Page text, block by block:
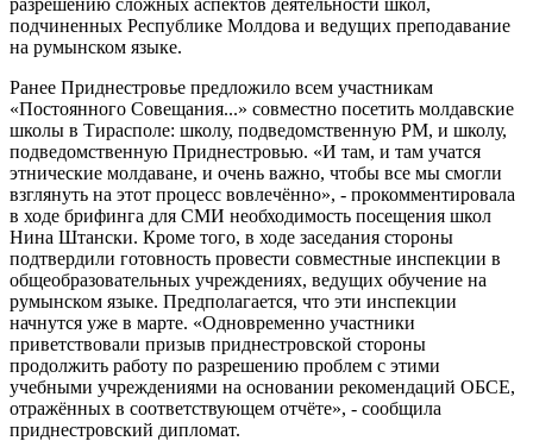
подчиненных Республике Молдова и ведущих преподавание
на румынском языке.
Ранее Приднестровье предложило всем участникам
«Постоянного Совещания...» совместно посетить молдавские
школы в Тирасполе: школу, подведомственную РМ, и школу,
подведомственную Приднестровью. «И там, и там учатся
этнические молдаване, и очень важно, чтобы все мы смогли
взглянуть на этот процесс вовлечённо», - прокомментировала
в ходе брифинга для СМИ необходимость посещения школ
Нина Штански. Кроме того, в ходе заседания стороны
подтвердили готовность провести совместные инспекции в
общеобразовательных учреждениях, ведущих обучение на
румынском языке. Предполагается, что эти инспекции
начнутся уже в марте. «Одновременно участники
приветствовали призыв приднестровской стороны
продолжить работу по разрешению проблем с этими
учебными учреждениями на основании рекомендаций ОБСЕ,
отражённых в соответствующем отчёте», - сообщила
приднестровский дипломат.